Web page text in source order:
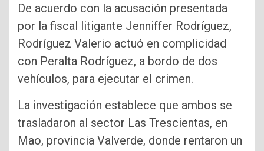
De acuerdo con la acusación presentada
por la fiscal litigante Jenniffer Rodríguez,
Rodríguez Valerio actuó en complicidad
con Peralta Rodríguez, a bordo de dos
vehículos, para ejecutar el crimen.
La investigación establece que ambos se
trasladaron al sector Las Trescientas, en
Mao, provincia Valverde, donde rentaron un